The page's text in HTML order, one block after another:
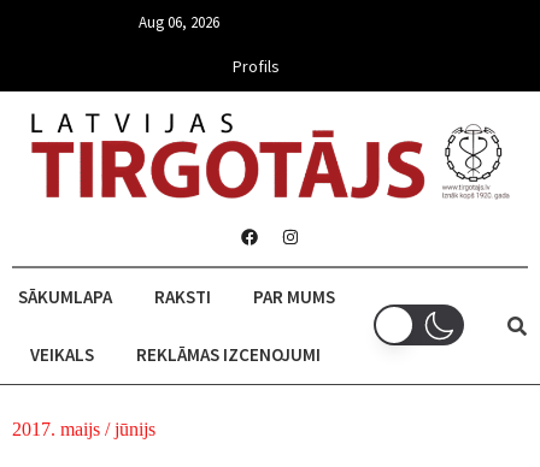
Aug 06, 2026
Profils
SĀKUMLAPA RAKSTI PAR MUMS
VEIKALS REKLĀMAS IZCENOJUMI
2017. maijs / jūnijs